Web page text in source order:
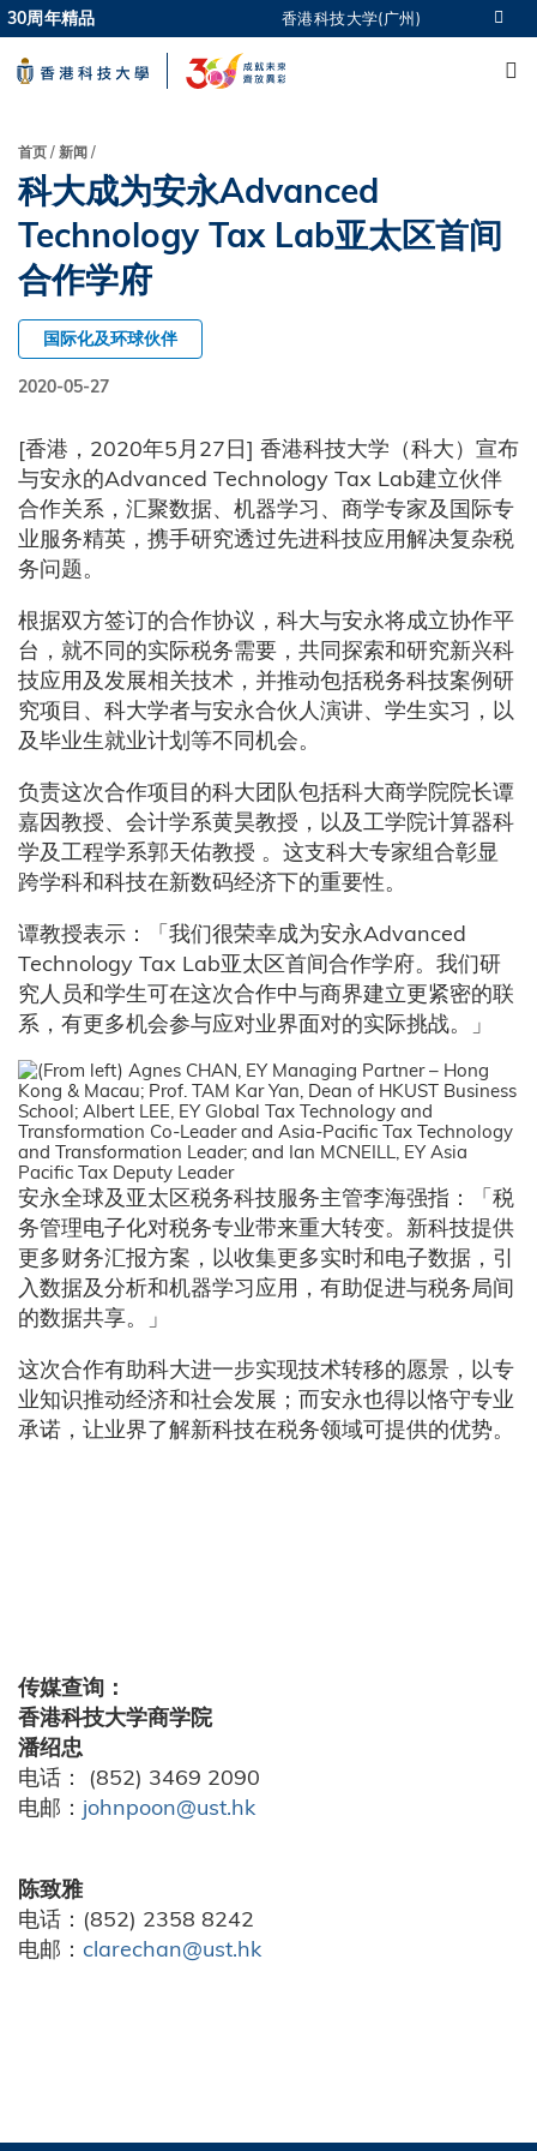
Skip
to
main
更多科大概览
科大新闻
生活@科大
30周年精品 香港科技大学(广州)
面
包
屑
首页 新闻
科大成为安永Advanced
Technology Tax Lab亚太区首间
合作学府
国际化及环球伙伴
2020-05-27
[香港，2020年5月27日] 香港科技大学（科大）宣布
与安永的Advanced Technology Tax Lab建立伙伴
合作关系，汇聚数据、机器学习、商学专家及国际专
业服务精英，携手研究透过先进科技应用解决复杂税
务问题。
根据双方签订的合作协议，科大与安永将成立协作平
台，就不同的实际税务需要，共同探索和研究新兴科
技应用及发展相关技术，并推动包括税务科技案例研
究项目、科大学者与安永合伙人演讲、学生实习，以
及毕业生就业计划等不同机会。
负责这次合作项目的科大团队包括科大商学院院长谭
嘉因教授、会计学系黄昊教授，以及工学院计算器科
学及工程学系郭天佑教授 。这支科大专家组合彰显
跨学科和科技在新数码经济下的重要性。
谭教授表示：「我们很荣幸成为安永Advanced
Technology Tax Lab亚太区首间合作学府。我们研
究人员和学生可在这次合作中与商界建立更紧密的联
系，有更多机会参与应对业界面对的实际挑战。」
安永全球及亚太区税务科技服务主管李海强指：「税
务管理电子化对税务专业带来重大转变。新科技提供
更多财务汇报方案，以收集更多实时和电子数据，引
入数据及分析和机器学习应用，有助促进与税务局间
的数据共享。」
这次合作有助科大进一步实现技术转移的愿景，以专
业知识推动经济和社会发展；而安永也得以恪守专业
承诺，让业界了解新科技在税务领域可提供的优势。
传媒查询：
香港科技大学商学院
潘绍忠
电话： (852) 3469 2090
电邮： johnpoon@ust.hk
陈致雅
电话：(852) 2358 8242
电邮： clarechan@ust.hk